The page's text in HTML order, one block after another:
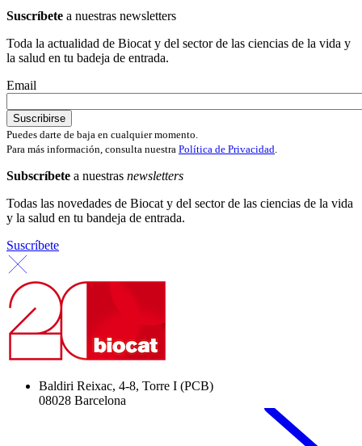
Suscríbete a nuestras newsletters
Toda la actualidad de Biocat y del sector de las ciencias de la vida y
la salud en tu badeja de entrada.
Email
Puedes darte de baja en cualquier momento.
Para más información, consulta nuestra Política de Privacidad.
Subscríbete a nuestras newsletters
Todas las novedades de Biocat y del sector de las ciencias de la vida
y la salud en tu bandeja de entrada.
Suscríbete
Baldiri Reixac, 4-8, Torre I (PCB)
08028 Barcelona